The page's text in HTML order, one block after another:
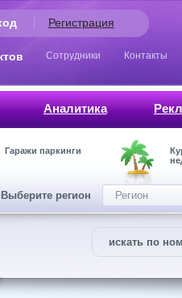
Регистрация
Сотрудники Контакты
Аналитика
Гаражи паркинги
Выберите регион Регион
искать по